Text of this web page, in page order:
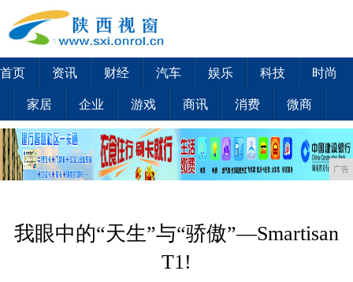
首页 资讯 财经 汽车 娱乐 科技 时尚
家居 企业 游戏 商讯 消费 微商
广告
我眼中的“天生”与“骄傲”—Smartisan
T1!